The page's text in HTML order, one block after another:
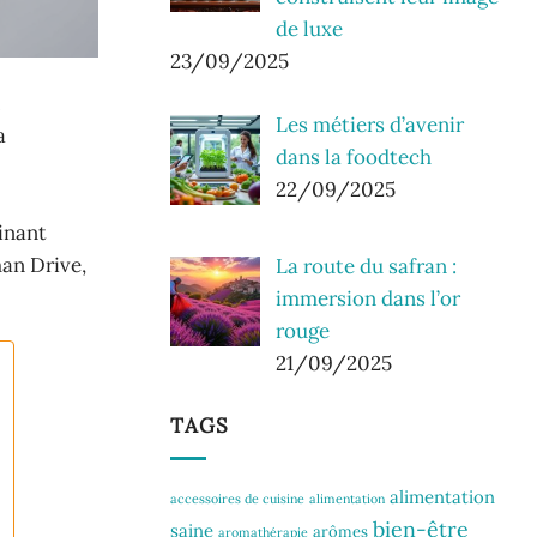
Drive,
de luxe
23/09/2025
Les métiers d’avenir
dans la foodtech
22/09/2025
La route du safran :
immersion dans l’or
rouge
21/09/2025
TAGS
accessoires de cuisine alimentation alimentation
saine aromathérapie arômes bien-être